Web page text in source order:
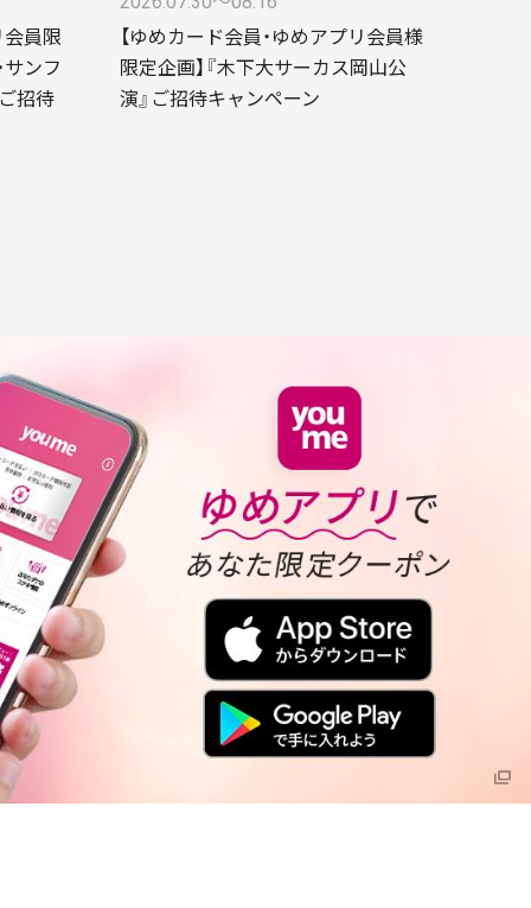
会員限
サンフ
招待
【ゆめカード会員・ゆめアプリ会員様
限定企画】『木下大サーカス岡山公
演』ご招待キャンペーン